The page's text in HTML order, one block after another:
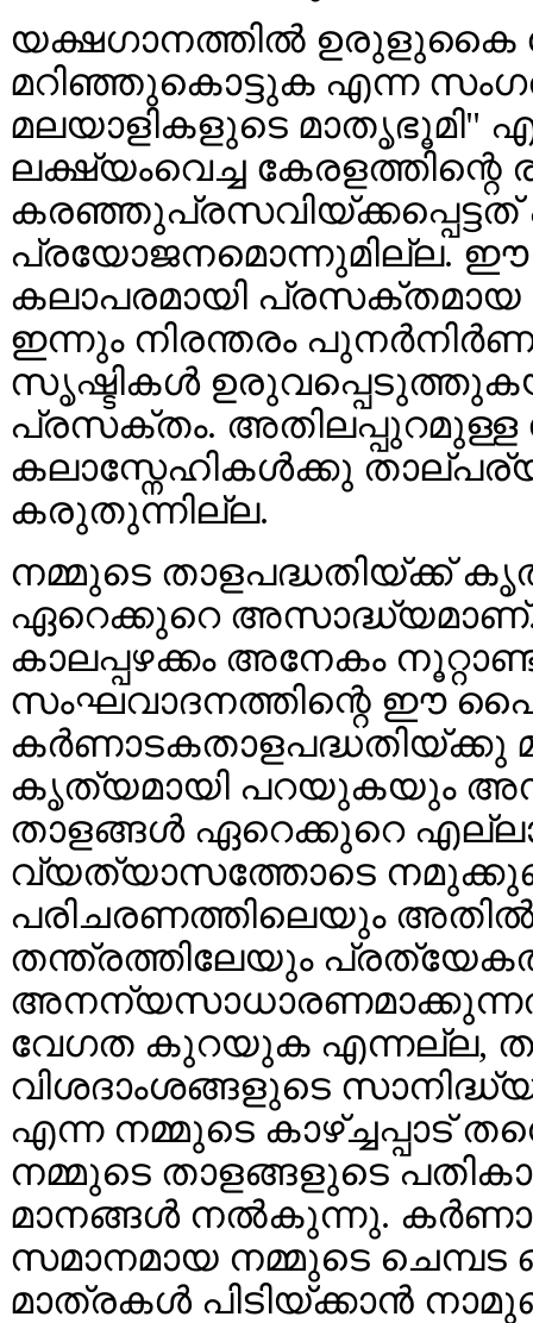
യക്ഷഗാനത്തിൽ ഉരുളുകൈ
മറിഞ്ഞുകൊട്ടുക എന്ന
മലയാളികളുടെ മാതൃഭൂമി"
ലക്ഷ്യംവെച്ച
കരഞ്ഞുപ്രസവിയ്ക്കപ്പെട്ടത്
പ്രയോജനമൊന്നുമില്ല. ഈ
കലാപരമായി പ്രസക്തമായ
ഇന്നും നിരന്തരം
സൃഷ്ടികൾ
പ്രസക്തം. അതിലപ്പുറമുള്ള
കലാസ്നേഹികൾക്കു
കരുതുന്നില്ല.
നമ്മുടെ താളപദ്ധതിയ്ക്ക്
ഏറെക്കുറെ
കാലപ്പഴക്കം അനേകം
സംഘവാദനത്തിന്റെ ഈ
കൃത്യമായി പറയുകയും
താളങ്ങൾ ഏറെക്കുറെ
വ്യത്യാസത്തോടെ
പരിചരണത്തിലെയും
തന്ത്രത്തിലേയും
വേഗത കുറയുക എന്നല്ല,
വിശദാംശങ്ങളുടെ
എന്ന നമ്മുടെ
നമ്മുടെ താളങ്ങളുടെ
മാനങ്ങൾ നൽകുന്നു.
സമാനമായ നമ്മുടെ ചെമ്പട
മാത്രകൾ പിടിയ്ക്കാൻ